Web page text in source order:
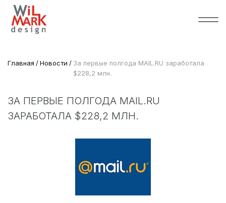
Главная Новости
За первые полгода MAIL.RU заработала
$228,2 млн.
ЗА ПЕРВЫЕ ПОЛГОДА MAIL.RU
ЗАРАБОТАЛА $228,2 МЛН.